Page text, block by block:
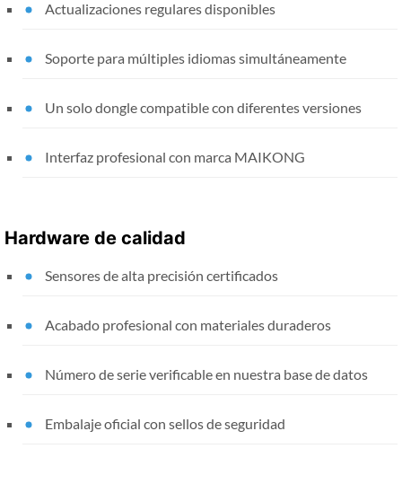
Actualizaciones regulares disponibles
Soporte para múltiples idiomas simultáneamente
Un solo dongle compatible con diferentes versiones
Interfaz profesional con marca MAIKONG
Hardware de calidad
Sensores de alta precisión certificados
Acabado profesional con materiales duraderos
Número de serie verificable en nuestra base de datos
Embalaje oficial con sellos de seguridad